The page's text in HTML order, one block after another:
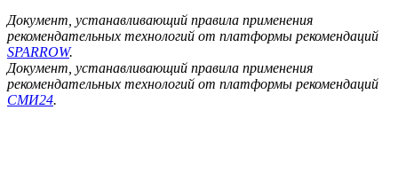
Документ, устанавливающий правила применения
рекомендательных технологий от платформы рекомендаций
SPARROW.
Документ, устанавливающий правила применения
рекомендательных технологий от платформы рекомендаций
СМИ24.